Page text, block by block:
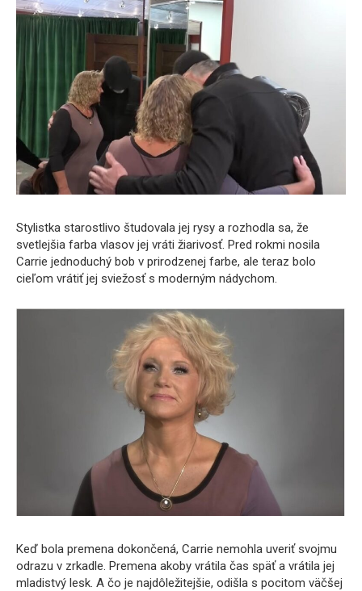
Stylistka starostlivo študovala jej rysy a rozhodla sa, že
svetlejšia farba vlasov jej vráti žiarivosť. Pred rokmi nosila
Carrie jednoduchý bob v prirodzenej farbe, ale teraz bolo
cieľom vrátiť jej sviežosť s moderným nádychom.
Keď bola premena dokončená, Carrie nemohla uveriť svojmu
odrazu v zrkadle. Premena akoby vrátila čas späť a vrátila jej
mladistvý lesk. A čo je najdôležitejšie, odišla s pocitom väčšej